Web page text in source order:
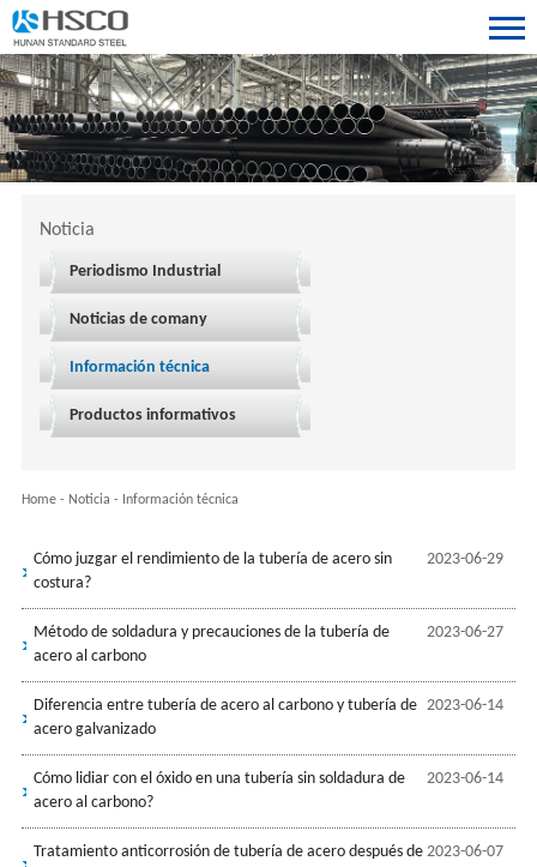
Noticia
Periodismo Industrial
Noticias de comany
Información técnica
Productos informativos
Home- Noticia - Información técnica
2023-06-29
Cómo juzgar el rendimiento de la tubería de acero sin
costura?
2023-06-27
Método de soldadura y precauciones de la tubería de
acero al carbono
2023-06-14
Diferencia entre tubería de acero al carbono y tubería de
acero galvanizado
2023-06-14
Cómo lidiar con el óxido en una tubería sin soldadura de
acero al carbono?
2023-06-07
Tratamiento anticorrosión de tubería de acero después de